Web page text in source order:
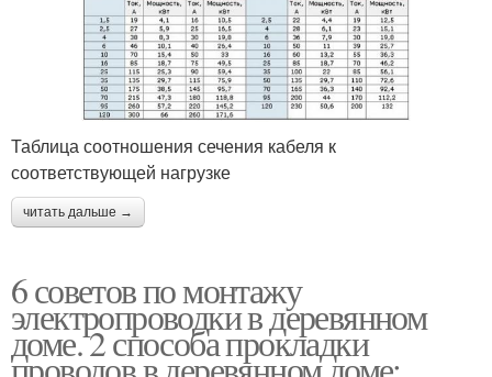
Таблица соотношения сечения кабеля к
соответствующей нагрузке
читать дальше →
6 советов по монтажу
электропроводки в деревянном
доме. 2 способа прокладки